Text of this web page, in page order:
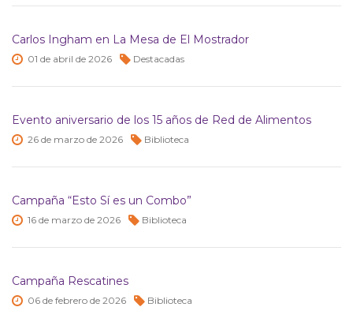
Carlos Ingham en La Mesa de El Mostrador
01 de abril de 2026 Destacadas
Evento aniversario de los 15 años de Red de Alimentos
26 de marzo de 2026 Biblioteca
Campaña “Esto Sí es un Combo”
16 de marzo de 2026 Biblioteca
Campaña Rescatines
06 de febrero de 2026 Biblioteca